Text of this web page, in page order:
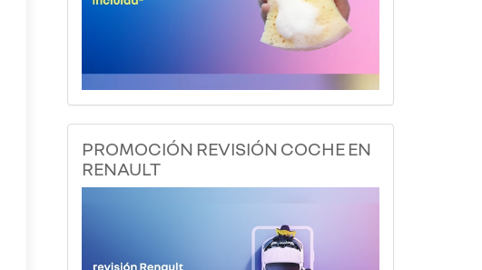
PROMOCIÓN REVISIÓN COCHE EN
RENAULT